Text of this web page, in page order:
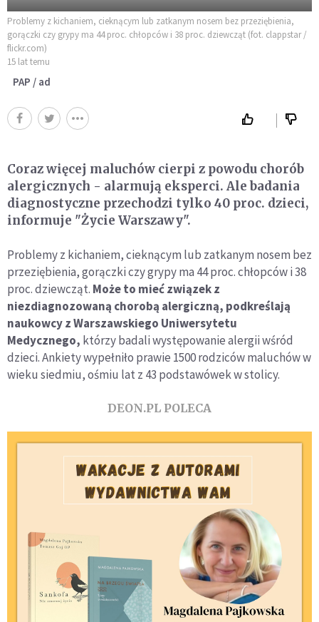
Problemy z kichaniem, cieknącym lub zatkanym nosem bez przeziębienia,
gorączki czy grypy ma 44 proc. chłopców i 38 proc. dziewcząt (fot. clappstar /
flickr.com)
15 lat temu
PAP / ad
Coraz więcej maluchów cierpi z powodu chorób
alergicznych - alarmują eksperci. Ale badania
diagnostyczne przechodzi tylko 40 proc. dzieci,
informuje "Życie Warszawy".
Problemy z kichaniem, cieknącym lub zatkanym nosem bez
przeziębienia, gorączki czy grypy ma 44 proc. chłopców i 38
proc. dziewcząt. Może to mieć związek z
niezdiagnozowaną chorobą alergiczną, podkreślają
naukowcy z Warszawskiego Uniwersytetu
Medycznego, którzy badali występowanie alergii wśród
dzieci. Ankiety wypełniło prawie 1500 rodziców maluchów w
wieku siedmiu, ośmiu lat z 43 podstawówek w stolicy.
DEON.PL POLECA